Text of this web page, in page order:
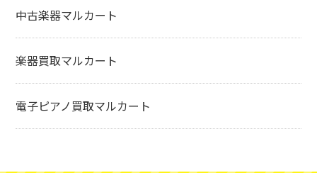
中古楽器マルカート
楽器買取マルカート
電子ピアノ買取マルカート